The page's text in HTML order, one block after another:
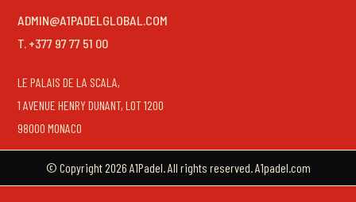
ADMIN@A1PADELGLOBAL.COM
T. +377 97 77 51 00
LE PALAIS DE LA SCALA,
1 AVENUE HENRY DUNANT, LOT 1200
98000 MONACO
© Copyright 2026 A1Padel. All rights reserved. A1padel.com